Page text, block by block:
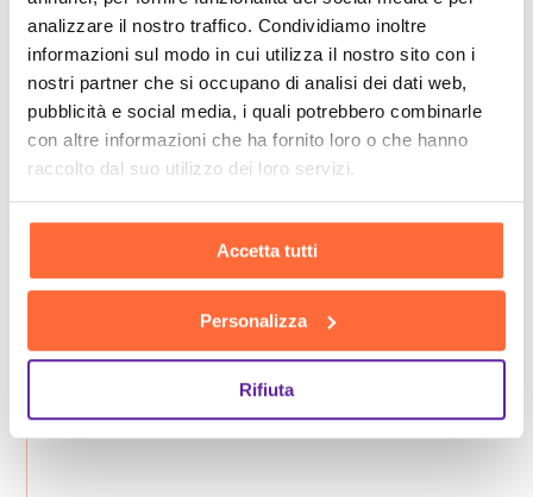
analizzare il nostro traffico. Condividiamo inoltre
informazioni sul modo in cui utilizza il nostro sito con i
nostri partner che si occupano di analisi dei dati web,
pubblicità e social media, i quali potrebbero combinarle
con altre informazioni che ha fornito loro o che hanno
raccolto dal suo utilizzo dei loro servizi.
Accetta tutti
Personalizza
Rifiuta